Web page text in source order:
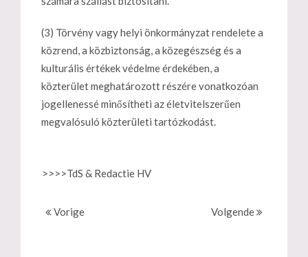
(3) Törvény vagy helyi önkormányzat rendelete a
közrend, a közbiztonság, a közegészség és a
kulturális értékek védelme érdekében, a
közterület meghatározott részére vonatkozóan
jogellenessé minősítheti az életvitelszerűen
megvalósuló közterületi tartózkodást.
>>>>TdS & Redactie HV
Vorige Volgende